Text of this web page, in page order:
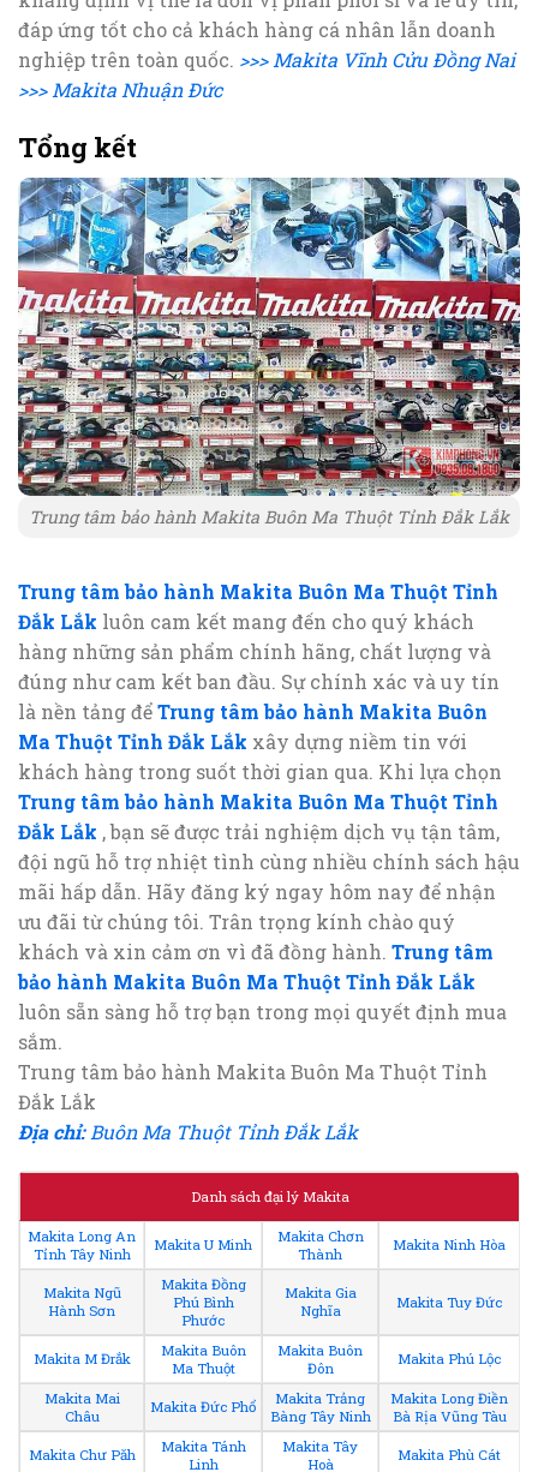
đáp ứng tốt cho cả khách hàng cá nhân lẫn doanh
nghiệp trên toàn quốc. >>> Makita Vĩnh Cửu Đồng Nai
>>> Makita Nhuận Đức
Tổng kết
Trung tâm bảo hành Makita Buôn Ma Thuột Tỉnh Đắk Lắk
Trung tâm bảo hành Makita Buôn Ma Thuột Tỉnh
Đắk Lắk luôn cam kết mang đến cho quý khách
hàng những sản phẩm chính hãng, chất lượng và
đúng như cam kết ban đầu. Sự chính xác và uy tín
là nền tảng đểTrung tâm bảo hành Makita Buôn
Ma Thuột Tỉnh Đắk Lắk xây dựng niềm tin với
khách hàng trong suốt thời gian qua. Khi lựa chọn
Trung tâm bảo hành Makita Buôn Ma Thuột Tỉnh
Đắk Lắk , bạn sẽ được trải nghiệm dịch vụ tận tâm,
đội ngũ hỗ trợ nhiệt tình cùng nhiều chính sách hậu
mãi hấp dẫn. Hãy đăng ký ngay hôm nay để nhận
ưu đãi từ chúng tôi. Trân trọng kính chào quý
khách và xin cảm ơn vì đã đồng hành. Trung tâm
bảo hành Makita Buôn Ma Thuột Tỉnh Đắk Lắk
luôn sẵn sàng hỗ trợ bạn trong mọi quyết định mua
sắm.
Trung tâm bảo hành Makita Buôn Ma Thuột Tỉnh
Đắk Lắk
Địa chỉ: Buôn Ma Thuột Tỉnh Đắk Lắk
Danh sách đại lý Makita
Makita Long An
Tỉnh Tây Ninh
Makita U Minh
Makita Chơn
Thành
Makita Ninh Hòa
Makita Ngũ
Hành Sơn
Makita Đồng
Phú Bình
Phước
Makita Gia
Nghĩa
Makita Tuy Đức
Makita M Đrắk
Makita Buôn
Ma Thuột
Makita Buôn
Đôn
Makita Phú Lộc
Makita Mai
Châu
Makita Đức Phổ
Makita Trảng
Bàng Tây Ninh
Makita Long Điền
Bà Rịa Vũng Tàu
Makita Chư Păh
Makita Tánh
Linh
Makita Tây
Hoà
Makita Phù Cát